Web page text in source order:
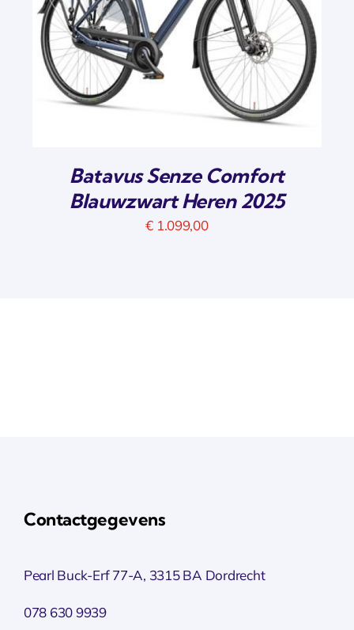
Batavus Senze Comfort
Blauwzwart Heren 2025
€ 1.099,00
Contactgegevens
Pearl Buck-Erf 77-A, 3315 BA Dordrecht
078 630 9939